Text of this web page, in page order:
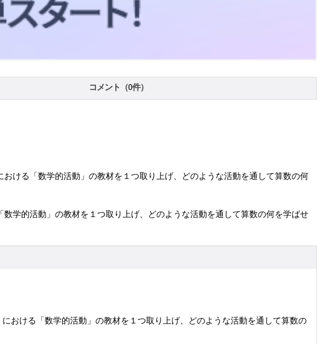
コメント（0件）
ける「数学的活動」の教材を１つ取り上げ、どのような活動を通して算数の何
学的活動」の教材を１つ取り上げ、どのような活動を通して算数の何を学ばせ
おける「数学的活動」の教材を１つ取り上げ、どのような活動を通して算数の